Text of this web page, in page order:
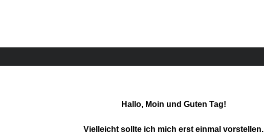
Hallo, Moin und Guten Tag!
Vielleicht sollte ich mich erst einmal vorstellen.